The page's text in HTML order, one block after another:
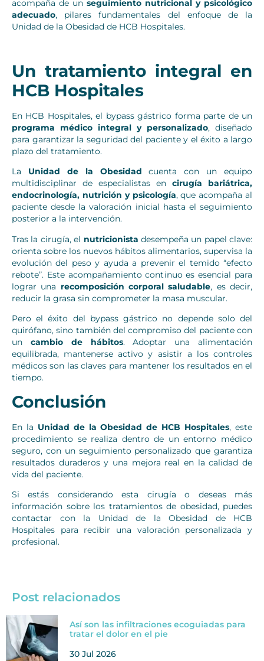
acompaña de un seguimiento nutricional y psicológico
adecuado, pilares fundamentales del enfoque de la
Unidad de la Obesidad de HCB Hospitales.
Un tratamiento integral en
HCB Hospitales
En HCB Hospitales, el bypass gástrico forma parte de un
programa médico integral y personalizado, diseñado
para garantizar la seguridad del paciente y el éxito a largo
plazo del tratamiento.
La Unidad de la Obesidad cuenta con un equipo
multidisciplinar de especialistas en cirugía bariátrica,
endocrinología, nutrición y psicología, que acompaña al
paciente desde la valoración inicial hasta el seguimiento
posterior a la intervención.
Tras la cirugía, el nutricionista desempeña un papel clave:
orienta sobre los nuevos hábitos alimentarios, supervisa la
evolución del peso y ayuda a prevenir el temido “efecto
rebote”. Este acompañamiento continuo es esencial para
lograr una recomposición corporal saludable, es decir,
reducir la grasa sin comprometer la masa muscular.
Pero el éxito del bypass gástrico no depende solo del
quirófano, sino también del compromiso del paciente con
un cambio de hábitos. Adoptar una alimentación
equilibrada, mantenerse activo y asistir a los controles
médicos son las claves para mantener los resultados en el
tiempo.
Conclusión
En la Unidad de la Obesidad de HCB Hospitales, este
procedimiento se realiza dentro de un entorno médico
seguro, con un seguimiento personalizado que garantiza
resultados duraderos y una mejora real en la calidad de
vida del paciente.
Si estás considerando esta cirugía o deseas más
información sobre los tratamientos de obesidad, puedes
contactar con la Unidad de la Obesidad de HCB
Hospitales para recibir una valoración personalizada y
profesional.
Post relacionados
Así son las infiltraciones ecoguiadas para
tratar el dolor en el pie
30 Jul 2026